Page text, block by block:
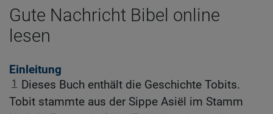
Gute Nachricht Bibel online
lesen
Einleitung
1
Dieses Buch enthält die Geschichte Tobits.
Tobit stammte aus der Sippe Asiël im Stamm